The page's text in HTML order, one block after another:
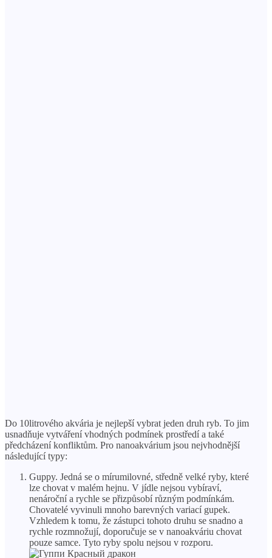
Do 10litrového akvária je nejlepší vybrat jeden druh ryb. To jim
usnadňuje vytváření vhodných podmínek prostředí a také
předcházení konfliktům. Pro nanoakvárium jsou nejvhodnější
následující typy:
Guppy. Jedná se o mírumilovné, středně velké ryby, které
lze chovat v malém hejnu. V jídle nejsou vybíraví,
nenároční a rychle se přizpůsobí různým podmínkám.
Chovatelé vyvinuli mnoho barevných variací gupek.
Vzhledem k tomu, že zástupci tohoto druhu se snadno a
rychle rozmnožují, doporučuje se v nanoakváriu chovat
pouze samce. Tyto ryby spolu nejsou v rozporu.